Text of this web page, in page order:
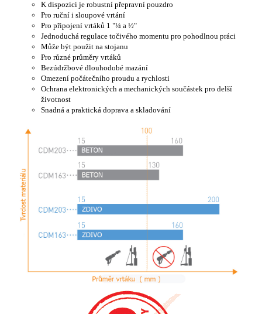
K dispozici je robustní přepravní pouzdro
Pro ruční i sloupové vrtání
Pro připojení vrtáků 1 "¼ a ½"
Jednoduchá regulace točivého momentu pro pohodlnou práci
Může být použit na stojanu
Pro různé průměry vrtáků
Bezúdržbové dlouhodobé mazání
Omezení počátečního proudu a rychlosti
Ochrana elektronických a mechanických součástek pro delší
životnost
Snadná a praktická doprava a skladování